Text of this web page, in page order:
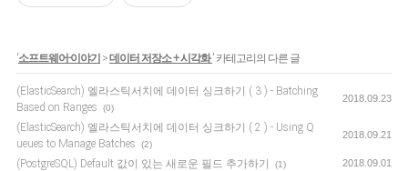
'소프트웨어-이야기 >데이터 저장소 + 시각화' 카테고리의 다른 글
(ElasticSearch) 엘라스틱서치에 데이터 싱크하기 ( 3 ) - Batching
Based on Ranges
(0)
2018.09.23
(ElasticSearch) 엘라스틱서치에 데이터 싱크하기 ( 2 ) - Using Q
ueues to Manage Batches
(2)
2018.09.21
(PostgreSQL) Default 값이 있는 새로운 필드 추가하기 (1) 2018.09.01